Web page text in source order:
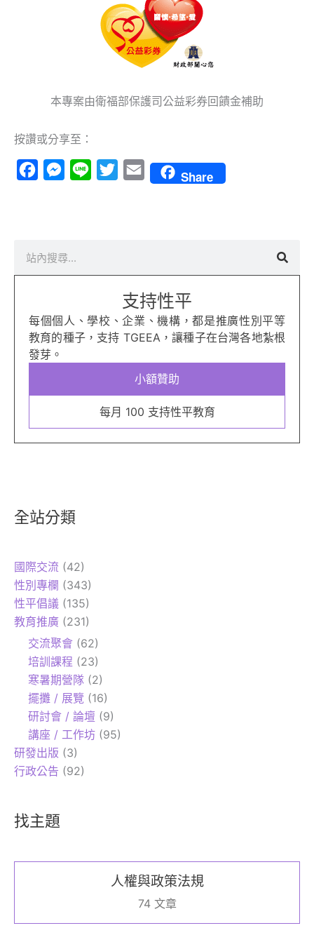
本專案由衛福部保護司公益彩券回饋金補助
按讚或分享至：
FacebookMessenger
Line TwitterEmail Share
支持性平
每個個人、學校、企業、機構，都是推廣性別平等
教育的種子，支持 TGEEA，讓種子在台灣各地紮根
發芽。
小額贊助
每月 100 支持性平教育
全站分類
國際交流 (42)
性別專欄 (343)
性平倡議 (135)
教育推廣 (231)
交流聚會 (62)
培訓課程 (23)
寒暑期營隊 (2)
擺攤 / 展覽 (16)
研討會 / 論壇 (9)
講座 / 工作坊 (95)
研發出版 (3)
行政公告 (92)
找主題
人權與政策法規
74 文章